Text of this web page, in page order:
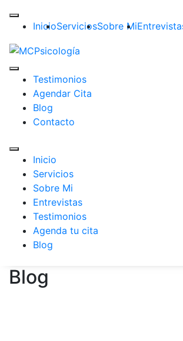
InicioServiciosSobre Mi
Testimonios
Agendar Cita
Blog
Contacto
Inicio
Servicios
Sobre Mi
Entrevistas
Testimonios
Agenda tu cita
Blog
Blog